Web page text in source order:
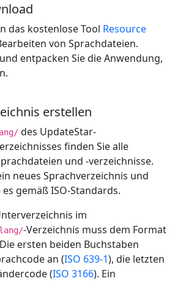
das kostenlose Tool Resource
von Sprachdateien.
entpacken Sie die Anwendung,
erstellen
des UpdateStar-
finden Sie alle
und -verzeichnisse.
neues Sprachverzeichnis und
gemäß ISO-Standards.
im
-Verzeichnis muss dem Format
ersten beiden Buchstaben
an (ISO 639-1), die letzten
(ISO 3166). Ein